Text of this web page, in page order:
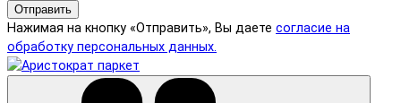
Отправить
Нажимая на кнопку «Отправить», Вы даете согласие на
обработку персональных данных.